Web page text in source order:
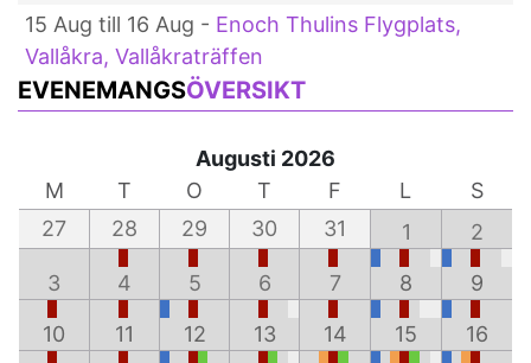
15 Aug till 16 Aug - Enoch Thulins Flygplats,
Vallåkra, Vallåkraträffen
EVENEMANGSÖVERSIKT
Augusti 2026
M
T O T F L
S
27
28 29 30 31 1 2
3 4 5 6 7 8 9
10 11 12 13 14 15 16